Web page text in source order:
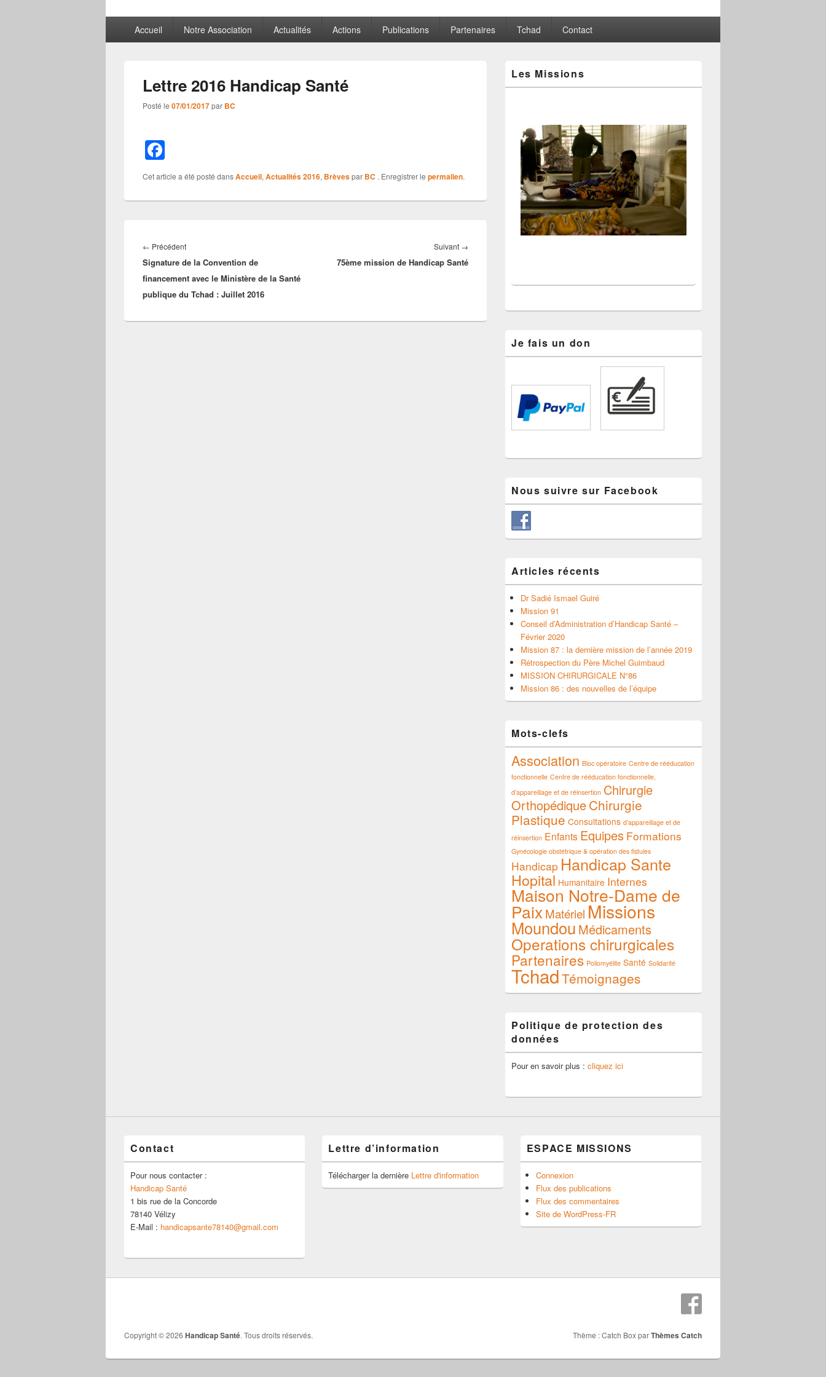
principalAccueil Notre Association Actualités Actions Publications Partenaires Tchad Contact
Lettre 2016 Handicap Santé
Posté le 07/01/2017par BC
a
c
e
o
o
k
Cet article a été posté dansAccueil, Actualités 2016, Brèvespar BC . Enregistrer le permalien.
de
l’article
← PrécédentArticle
précédent :
Signature de la Convention de
financement avec le Ministère de la Santé
publique du Tchad : Juillet 2016
Suivant →
suivant :
75ème mission de Handicap Santé
principale
de
latérale
Les Missions
Je fais un don
Nous suivre sur Facebook
Articles récents
Dr Sadié Ismael Guiré
Mission 91
Conseil d’Administration d’Handicap Santé –
Février 2020
Mission 87 : la dernière mission de l’année 2019
Rétrospection du Père Michel Guimbaud
MISSION CHIRURGICALE N°86
Mission 86 : des nouvelles de l’équipe
Mots-clefs
Association Bloc opératoire Centre de rééducation
fonctionnelle Centre de rééducation fonctionnelle,
d’appareillage et de réinsertion Chirurgie
OrthopédiqueChirurgie
Plastique Consultations d’appareillage et de
réinsertion Enfants Equipes Formations
Gynécologie obstétrique & opération des fistules
Handicap Handicap Sante
Hopital Humanitaire Internes
Maison Notre-Dame de
PaixMatériel Missions
Moundou Médicaments
Operations chirurgicales
Partenaires Poliomyélite Santé Solidarité
TchadTémoignages
Politique de protection des
données
Pour en savoir plus : cliquez ici
Contact
Pour nous contacter :
Handicap Santé
1 bis rue de la Concorde
78140 Vélizy
E-Mail : handicapsante78140@gmail.com
Lettre d’information
Télécharger la dernière Lettre d'information
ESPACE MISSIONS
Connexion
Flux des publications
Flux des commentaires
Site de WordPress-FR
Copyright © 2026 Handicap Santé. Tous droits réservés. Thème : Catch Box parThèmes Catch